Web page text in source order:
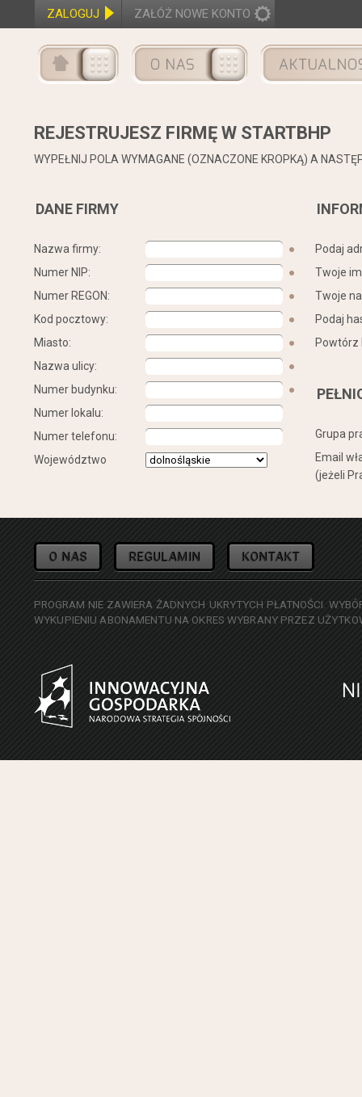
ZALOGUJ ZAŁÓŻ NOWE KONTO
REJESTRUJESZ FIRMĘ W STARTBHP
WYPEŁNIJ POLA WYMAGANE (OZNACZONE KROPKĄ) A
DANE FIRMY
Nazwa firmy:
●
Numer NIP:
●
Numer REGON:
●
Kod pocztowy:
●
Miasto:
●
Nazwa ulicy:
●
Numer budynku:
●
Numer lokalu:
Numer telefonu:
Województwo
Podaj
Twoje
Twoje
Podaj
Powtórz
Grupa
Email
(jeżeli
O NAS REGULAMIN KONTAKT
PROGRAM NIE ZAWIERA ŻADNYCH UKRYTYCH PŁATNOŚCI.
WYKUPIENIU ABONAMENTU NA OKRES WYBRANY PRZEZ